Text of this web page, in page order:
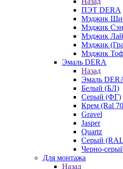
ПЭТ DERA
Мэджик
Мэджик
Мэджик
Мэджик
Мэджик
Эмаль DERA
Назад
Эмаль
Белый (БЛ)
Серый (ФГ)
Крем (Ral
Gravel
Jasper
Quartz
Серый
Черно-
Для монтажа
Назад